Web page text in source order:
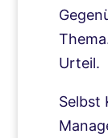
Urteil.
Selbst